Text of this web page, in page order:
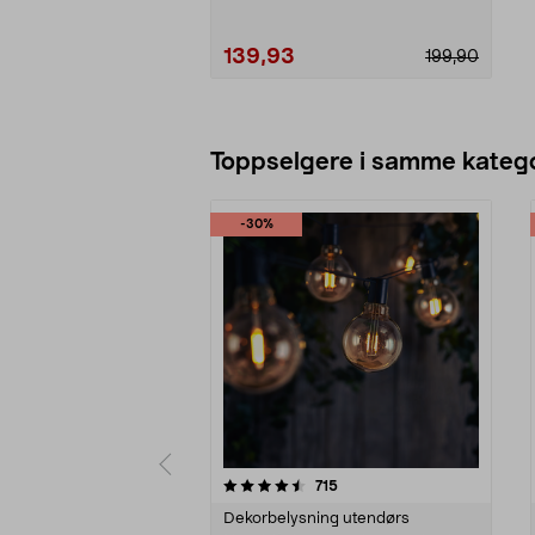
199,90
139,93
Toppselgere i samme
-30%
715anmeldelser
Dekorbelysning utendørs
4.5 av 5 stjerner